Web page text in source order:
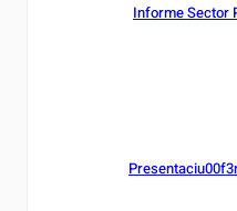
Informe Sector